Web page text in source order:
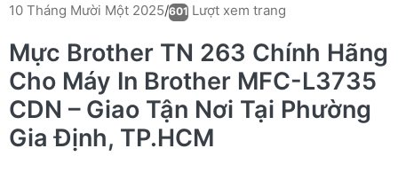
10 Tháng Mười Một 2025/601 Lượt xem trang
Mực Brother TN 263 Chính Hãng
Cho Máy In Brother MFC-L3735
CDN – Giao Tận Nơi Tại Phường
Gia Định, TP.HCM